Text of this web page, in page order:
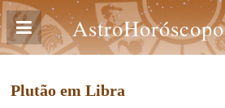
AstroHoróscopo
Plutão em Libra